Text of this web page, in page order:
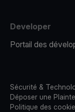
Developer
Portail des
Sécurité &
Déposer une Plainte
Politique des